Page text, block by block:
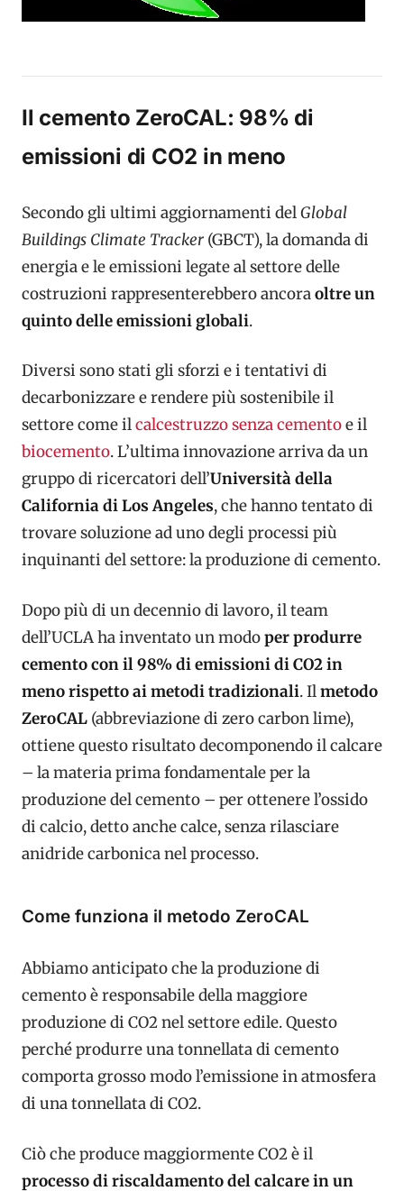
Il cemento ZeroCAL: 98% di
emissioni di CO2 in meno
Secondo gli ultimi aggiornamenti delGlobal
Buildings Climate Tracker (GBCT), la domanda di
energia e le emissioni legate al settore delle
costruzioni rappresenterebbero ancoraoltre un
quinto delle emissioni globali.
Diversi sono stati gli sforzi e i tentativi di
decarbonizzare e rendere più sostenibile il
settore come ilcalcestruzzo senza cementoe il
biocemento. L’ultima innovazione arriva da un
gruppo di ricercatori dell’Università della
California di Los Angeles, che hanno tentato di
trovare soluzione ad uno degli processi più
inquinanti del settore: la produzione di cemento.
Dopo più di un decennio di lavoro, il team
dell’UCLA ha inventato un modoper produrre
cemento con il 98% di emissioni di CO2 in
meno rispetto ai metodi tradizionali. Ilmetodo
ZeroCAL (abbreviazione di zero carbon lime),
ottiene questo risultato decomponendo il calcare
– la materia prima fondamentale per la
produzione del cemento – per ottenere l’ossido
di calcio, detto anche calce, senza rilasciare
anidride carbonica nel processo.
Come funziona il metodo ZeroCAL
Abbiamo anticipato che la produzione di
cemento è responsabile della maggiore
produzione di CO2 nel settore edile. Questo
perché produrre una tonnellata di cemento
comporta grosso modo l’emissione in atmosfera
di una tonnellata di CO2.
Ciò che produce maggiormente CO2 è il
processo di riscaldamento del calcare in un